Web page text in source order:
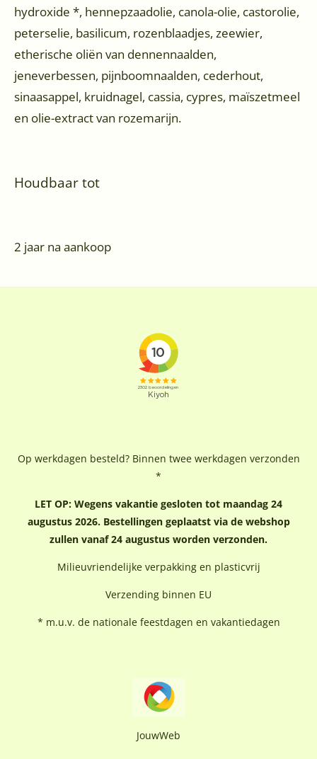
hydroxide *, hennepzaadolie, canola-olie, castorolie,
peterselie, basilicum, rozenblaadjes, zeewier,
etherische oliën van dennennaalden,
jeneverbessen, pijnboomnaalden, cederhout,
sinaasappel, kruidnagel, cassia, cypres, maïszetmeel
en olie-extract van rozemarijn.
Houdbaar tot
2 jaar na aankoop
Op werkdagen besteld? Binnen twee werkdagen verzonden
*
LET OP: Wegens vakantie gesloten tot maandag 24
augustus 2026. Bestellingen geplaatst via de webshop
zullen vanaf 24 augustus worden verzonden.
Milieuvriendelijke verpakking en plasticvrij
Verzending binnen EU
* m.u.v. de nationale feestdagen en vakantiedagen
JouwWeb